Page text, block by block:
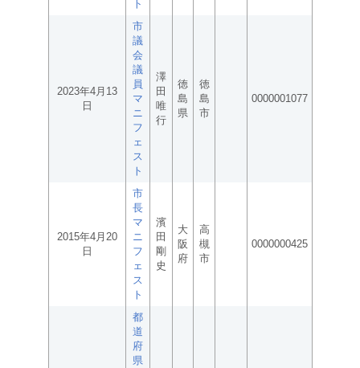
ト
2023年4月13
日
市
議
会
議
員
マ
ニ
フ
ェ
ス
ト
澤
田
唯
行
徳
島
県
徳
島
市
0000001077
2015年4月20
日
市
長
マ
ニ
フ
ェ
ス
ト
濱
田
剛
史
大
阪
府
高
槻
市
0000000425
都
道
府
県